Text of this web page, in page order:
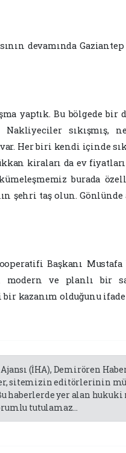
devamında
yaptık. Bu bölgede bir
Nakliyeciler
Her biri kendi içinde
kiraları da ev fiyatları
burada
şehri taş olun.
Başkanı
modern ve planlı bir
kazanım olduğunu
(İHA), Demirören
sitemizin editörlerinin
haberlerde yer alan hukuki
tutulamaz...